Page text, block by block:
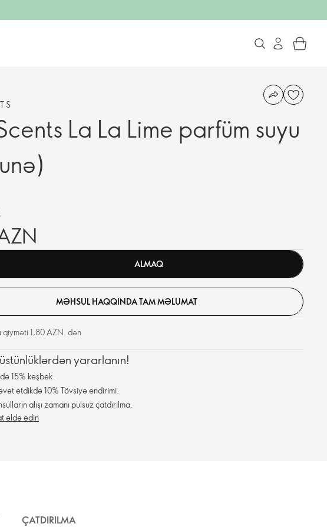
La La Lime parfüm suyu
ALMAQ
MƏHSUL HAQQINDA TAM MƏLUMAT
qiyməti 1,80 AZN. dən
yararlanın!
15% keşbek.
etdikdə 10% Tövsiyə endirimi.
alışı zamanı pulsuz çatdırılma.
əldə edin
ÇATDIRILMA